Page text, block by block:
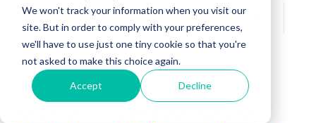
We won't track your information when you visit our
site. But in order to comply with your preferences,
we'll have to use just one tiny cookie so that you're
not asked to make this choice again.
Accept Decline
Buscar